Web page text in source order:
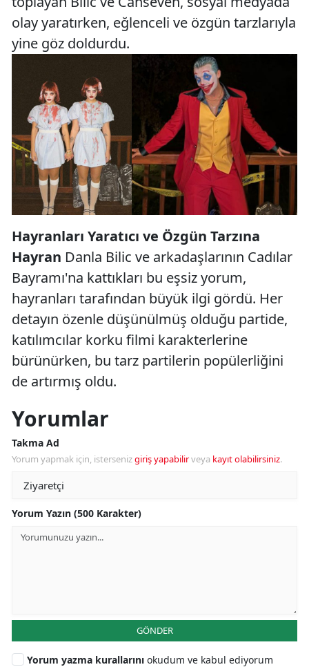
olay yaratırken, eğlenceli ve özgün tarzlarıyla
yine göz doldurdu.
Hayranları Yaratıcı ve Özgün Tarzına
Hayran Danla Bilic ve arkadaşlarının Cadılar
Bayramı'na kattıkları bu eşsiz yorum,
hayranları tarafından büyük ilgi gördü. Her
detayın özenle düşünülmüş olduğu partide,
katılımcılar korku filmi karakterlerine
bürünürken, bu tarz partilerin popülerliğini
de artırmış oldu.
Yorumlar
Takma Ad
Yorum yapmak için, istersenizgiriş yapabilirveya kayıt olabilirsiniz.
Yorum Yazın (500 Karakter)
GÖNDER
Yorum yazma kurallarını okudum ve kabul ediyorum